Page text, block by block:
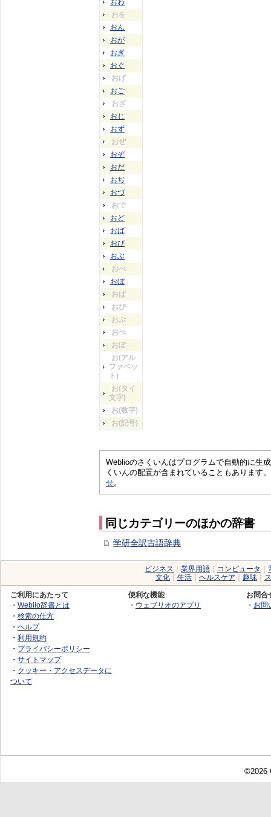
おわ
おを
おん
おが
おぎ
おぐ
おげ
おご
おざ
おじ
おず
おぜ
おぞ
おだ
おぢ
おづ
おで
おど
おば
おび
おぶ
おべ
おぼ
おぱ
おぴ
おぷ
おぺ
おぽ
お(アル
ファベッ
ト)
お(タイ
文字)
お(数字)
お(記号)
Weblioのさくいんはプログラムで自動的に生
くいんの配置が含まれていることもあります
せ。
同じカテゴリーのほかの辞書
学研全訳古語辞典
ビジネス 業界用語 コンピュータ
文化
生活 ヘルスケア 趣味
ご利用にあたって
・ Weblio辞書とは
・ 検索の仕方
・ ヘルプ
・ 利用規約
・ プライバシーポリシー
・ サイトマップ
・ クッキー・アクセスデータに
ついて
便利な機能
・ ウェブリオのアプリ
お問合
・ お問
©2026